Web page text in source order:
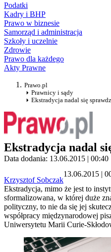
Podatki
Kadry i BHP
Prawo w biznesie
Samorząd i administracja
Szkoły i uczelnie
Zdrowie
Prawo dla każdego
Akty Prawne
Prawo.pl
Prawnicy i sądy
Ekstradycja nadal się
Ekstradycja nadal
Data dodania: 13.06.2015 | 00:40
Krzysztof Sobczak
13.06.2015 |
Ekstradycja, mimo że jest to
sformalizowana, w której duże
polityczny, to nie da się jej
współpracy międzynarodowej
Uniwersytetu Marii Curie-